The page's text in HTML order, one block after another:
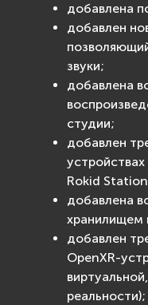
добавлена
добавлен
звуки;
добавлена
студии;
добавлен
Rokid
добавлена
хранилищем
добавлен
OpenXR-
реальности);